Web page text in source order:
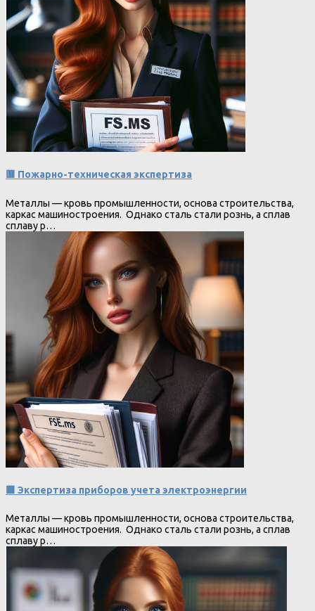
🟥 Пожарно-техническая экспертиза
Металлы — кровь промышленности, основа строительства,
каркас машиностроения. Однако сталь стали рознь, а сплав
сплаву р…
🟩 Экспертиза приборов учета электроэнергии
Металлы — кровь промышленности, основа строительства,
каркас машиностроения. Однако сталь стали рознь, а сплав
сплаву р…